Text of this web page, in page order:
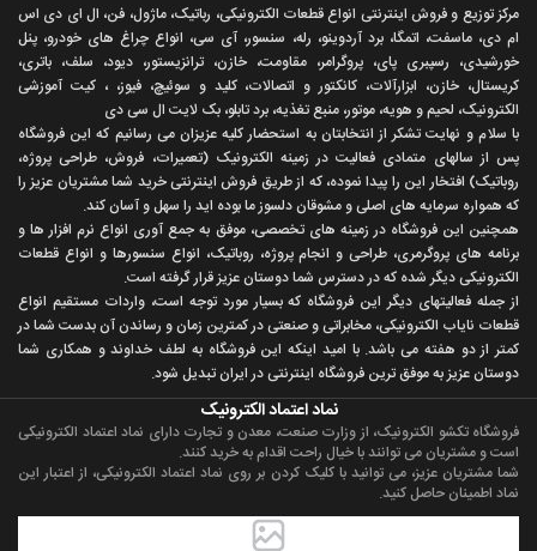
مرکز توزیع و فروش اینترنتی انواع قطعات الکترونیکی، رباتیک، ماژول، فن، ال ای دی اس
ام دی، ماسفت، اتمگا، برد آردوینو، رله، سنسور، آی سی، انواع چراغ های خودرو، پنل
خورشیدی، رسپبری پای، پروگرامر، مقاومت، خازن، ترانزیستور، دیود، سلف، باتری،
کریستال، خازن، ابزارآلات، کانکتور و اتصالات، کلید و سوئیچ، فیوز، ، کیت آموزشی
الکترونیک، لحیم و هویه، موتور، منبع تغذیه، برد تابلو، بک لایت ال سی دی
با سلام و نهايت تشکر از انتخابتان به استحضار کليه عزيزان می رسانيم که اين فروشگاه
پس از سالهای متمادی فعاليت در زمينه الکترونيک (تعميرات، فروش، طراحی پروژه،
روباتيک) افتخار اين را پيدا نموده، که از طريق فروش اينترنتی خريد شما مشتريان عزيز را
که همواره سرمايه های اصلی و مشوقان دلسوز ما بوده ايد را سهل و آسان کند.
همچنين اين فروشگاه در زمينه های تخصصی، موفق به جمع آوری انواع نرم افزار ها و
برنامه های پروگرمری، طراحی و انجام پروژه، روباتيک، انواع سنسورها و انواع قطعات
الکترونيکی ديگر شده که در دسترس شما دوستان عزيز قرار گرفته است.
از جمله فعاليتهای ديگر اين فروشگاه که بسيار مورد توجه است، واردات مستقیم انواع
قطعات ناياب الکترونيکی، مخابراتی و صنعتی در کمترين زمان و رساندن آن بدست شما در
کمتر از دو هفته می باشد. با اميد اينکه اين فروشگاه به لطف خداوند و همکاری شما
دوستان عزيز به موفق ترين فروشگاه اینترنتی در ایران تبديل شود.
نماد اعتماد الکترونیک
فروشگاه تکشو الکترونیک، از وزارت صنعت، معدن و تجارت دارای نماد اعتماد الکترونیکی
است و مشتریان می توانند با خیال راحت اقدام به خرید کنند.
شما مشتریان عزیز، می توانید با کلیک کردن بر روی نماد اعتماد الکترونیکی، از اعتبار این
نماد اطمینان حاصل کنید.